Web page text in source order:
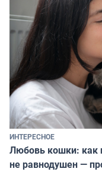
ИНТЕРЕСНОЕ
Любовь кошки: как
не равнодушен —